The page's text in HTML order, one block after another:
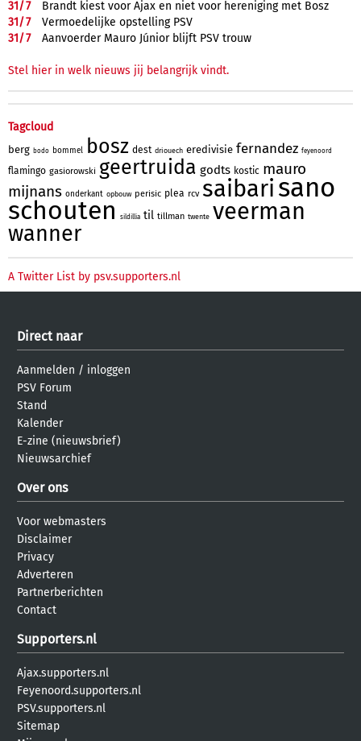
31/7
Brandt kiest voor Ajax en niet voor hereniging met Bosz
31/7
Vermoedelijke opstelling PSV
31/7 Aanvoerder Mauro Júnior blijft PSV trouw
Stel hier in welk nieuws jij belangrijk vindt.
Tagcloud
berg bodo bommel bosz dest driouech eredivisie fernandez feyenoord
flamingo gasiorowski geertruida godts kostic mauro
mijnans onderkant opbouw perisic plea rcv saibari sano
schouten sildillia til tillman twente veerman
wanner
A Twitter List by psv.supporters.nl
Direct naar
Aanmelden / inloggen
PSV Forum
Stand
Kalender
E-zine (nieuwsbrief)
Nieuwsarchief
Over ons
Voor webmasters
Disclaimer
Privacy
Adverteren
Partnerberichten
Contact
Supporters.nl
Ajax.supporters.nl
Feyenoord.supporters.nl
PSV.supporters.nl
Sitemap